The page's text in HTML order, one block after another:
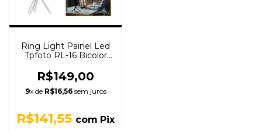
Ring Light Painel Led
Tpfoto RL-16 Bicolor
Bivolt
R$149,00
9x de R$16,56sem juros
R$141,55 com Pix